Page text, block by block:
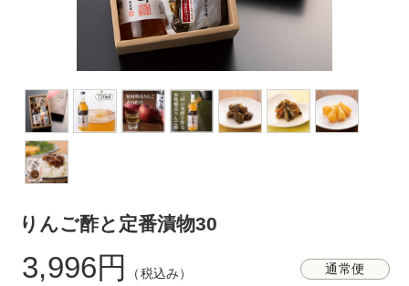
りんご酢と定番漬物30
通常便
3,996円 （税込み）